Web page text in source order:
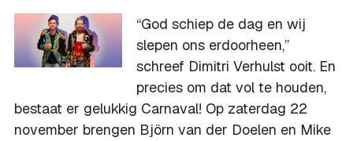
“God schiep de dag en wij
slepen ons erdoorheen,”
schreef Dimitri Verhulst ooit. En
precies om dat vol te houden,
bestaat er gelukkig Carnaval! Op zaterdag 22
november brengen Björn van der Doelen en Mike